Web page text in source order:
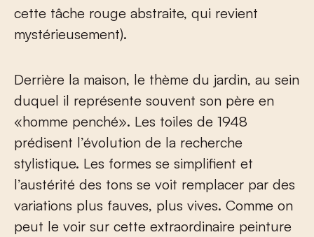
cette tâche rouge abstraite, qui revient
mystérieusement).
Derrière la maison, le thème du jardin, au sein
duquel il représente souvent son père en
«homme penché». Les toiles de 1948
prédisent l’évolution de la recherche
stylistique. Les formes se simplifient et
l’austérité des tons se voit remplacer par des
variations plus fauves, plus vives. Comme on
peut le voir sur cette extraordinaire peinture